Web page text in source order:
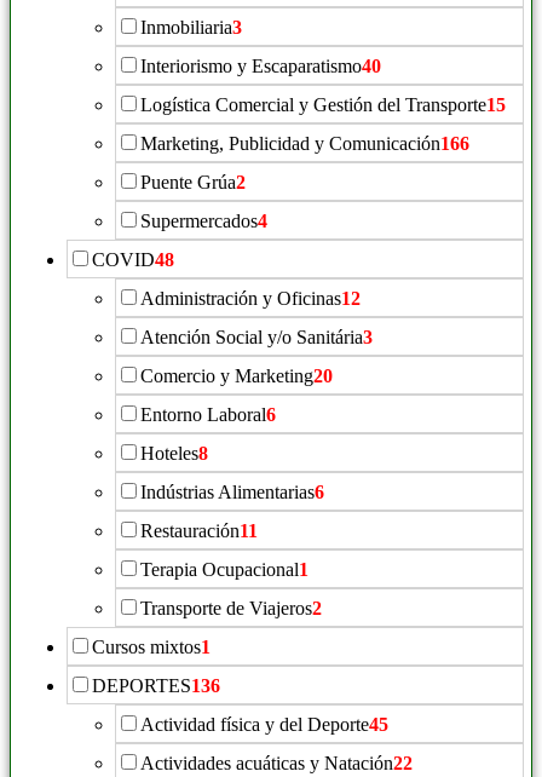
Inmobiliaria3
Interiorismo y Escaparatismo40
Logística Comercial y Gestión del Transporte15
Marketing, Publicidad y Comunicación166
Puente Grúa2
Supermercados4
COVID48
Administración y Oficinas12
Atención Social y/o Sanitária3
Comercio y Marketing20
Entorno Laboral6
Hoteles8
Indústrias Alimentarias6
Restauración11
Terapia Ocupacional1
Transporte de Viajeros2
Cursos mixtos1
DEPORTES136
Actividad física y del Deporte45
Actividades acuáticas y Natación22